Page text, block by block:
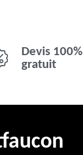
Devis 100%
gratuit